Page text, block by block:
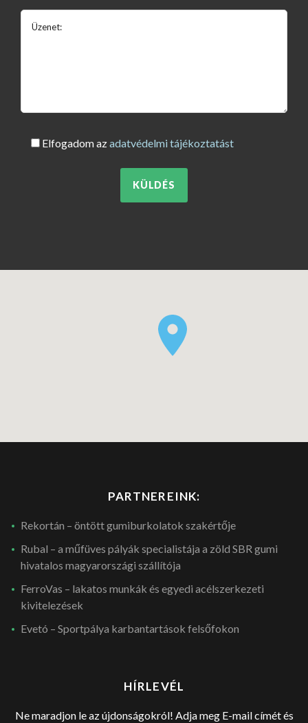
Üzenet:
Elfogadom azadatvédelmi tájékoztatást
KÜLDÉS
PARTNEREINK:
Rekortán – öntött gumiburkolatok szakértője
Rubal – a műfüves pályák specialistája a zöld SBR gumi
hivatalos magyarországi szállítója
FerroVas – lakatos munkák és egyedi acélszerkezeti
kivitelezések
Evetó – Sportpálya karbantartások felsőfokon
HÍRLEVÉL
Ne maradjon le az újdonságokról! Adja meg E-mail címét és